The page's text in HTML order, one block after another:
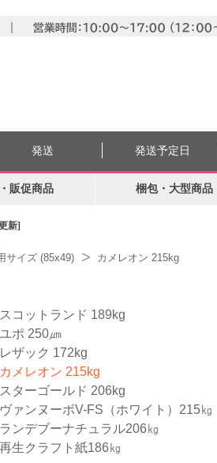
新]
発送 発送予定日
販促商品 梱包・大型商品
サイズ (85x49) カメレオン 215kg
スコットランド 189kg
ユポ 250㎛
レザック 172kg
カメレオン 215kg
スターゴールド 206kg
ヴァンヌーボV-FS（ホワイト）215㎏
ランデブーナチュラル206㎏
再生クラフト紙186㎏